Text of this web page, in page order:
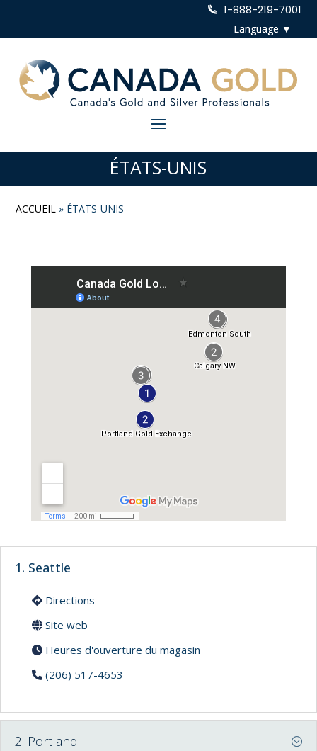
1-888-219-7001
ÉTATS-UNIS
ACCUEIL » ÉTATS-UNIS
1. Seattle
Directions
Site web
Heures d'ouverture du magasin
(206) 517-4653
2. Portland